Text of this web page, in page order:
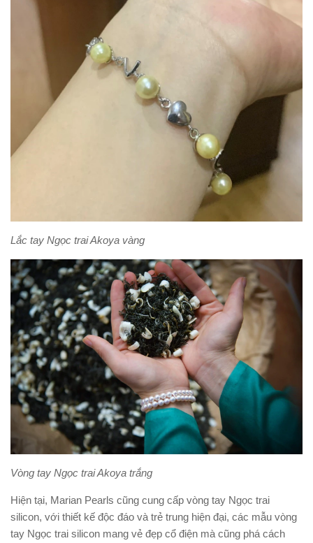
Lắc tay Ngọc trai Akoya vàng
Vòng tay Ngọc trai Akoya trắng
Hiện tại, Marian Pearls cũng cung cấp vòng tay Ngọc trai
silicon, với thiết kế độc đáo và trẻ trung hiện đại, các mẫu vòng
tay Ngọc trai silicon mang vẻ đẹp cổ điện mà cũng phá cách